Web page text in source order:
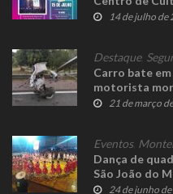
14 de julho de
Destaque,
Carro bate
motorista
21 de março
Eventos,
Dança de
São João do
24 de junho